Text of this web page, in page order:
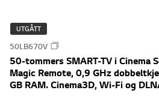
UTGÅTT
50LB670V
50-tommers SMART-TV i Cinema
Magic Remote, 0,9 GHz
GB RAM. Cinema3D, Wi-Fi og